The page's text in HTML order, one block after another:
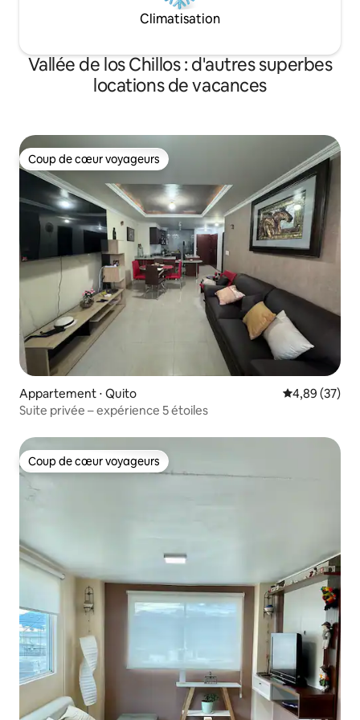
Climatisation
Vallée de los Chillos : d'autres superbes
locations de vacances
Coup de cœur voyageurs
Coup de cœur voyageurs
Appartement ⋅ Quito Évaluation
4,89 (37)
Suite privée – expérience 5 étoiles
Coup de cœur voyageurs
Coup de cœur voyageurs